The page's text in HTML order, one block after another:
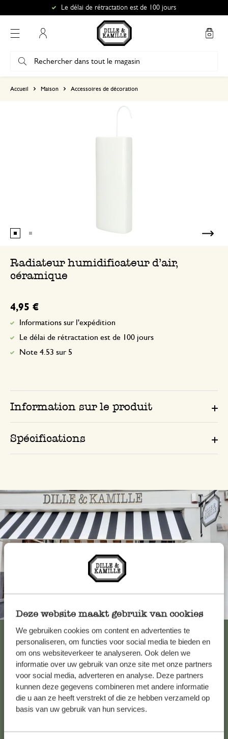
Deze website maakt gebruik van cookies
We gebruiken cookies om content en advertenties te
personaliseren, om functies voor social media te bieden en
om ons websiteverkeer te analyseren. Ook delen we
informatie over uw gebruik van onze site met onze partners
voor social media, adverteren en analyse. Deze partners
kunnen deze gegevens combineren met andere informatie
die u aan ze heeft verstrekt of die ze hebben verzameld op
basis van uw gebruik van hun services.
Le délai de rétractation est de 100 jours
Accueil Maison Accessoires de décoration
Radiateur humidificateur d’air,
céramique
4,95 €
Informations sur l'expédition
Le délai de rétractation est de 100 jours
Note 4.53 sur 5
Information sur le produit
Spécifications
Toujours à proximité
Voir les 62 magasins
Service clientèle
Pour toute question ou demande de conseil ou d’aide,
veuillez contacter notre service clientèle. Ou retrouvez ici